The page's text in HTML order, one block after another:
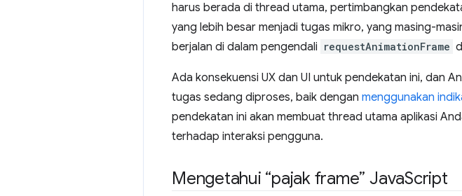
harus berada di thread utama, pertimbangkan
yang lebih besar menjadi tugas mikro, yang masing-
berjalan di dalam pengendali requestAnimationFrame
Ada konsekuensi UX dan UI untuk pendekatan ini, dan
tugas sedang diproses, baik dengan menggunakan
pendekatan ini akan membuat thread utama aplikasi
terhadap interaksi pengguna.
Mengetahui “pajak frame” JavaScript